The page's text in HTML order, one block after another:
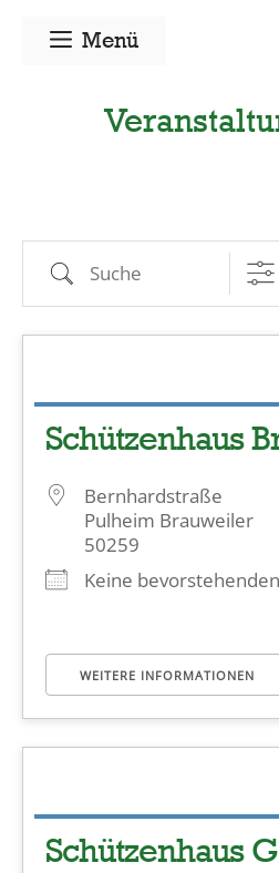
Menü
Suche
Schützenhaus
Bernhardstraße
Pulheim Brauweiler
50259
Keine
WEITERE INFORMATIONEN
Schützenhaus